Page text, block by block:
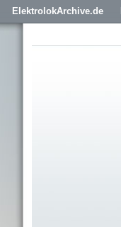
ElektrolokArchive.de